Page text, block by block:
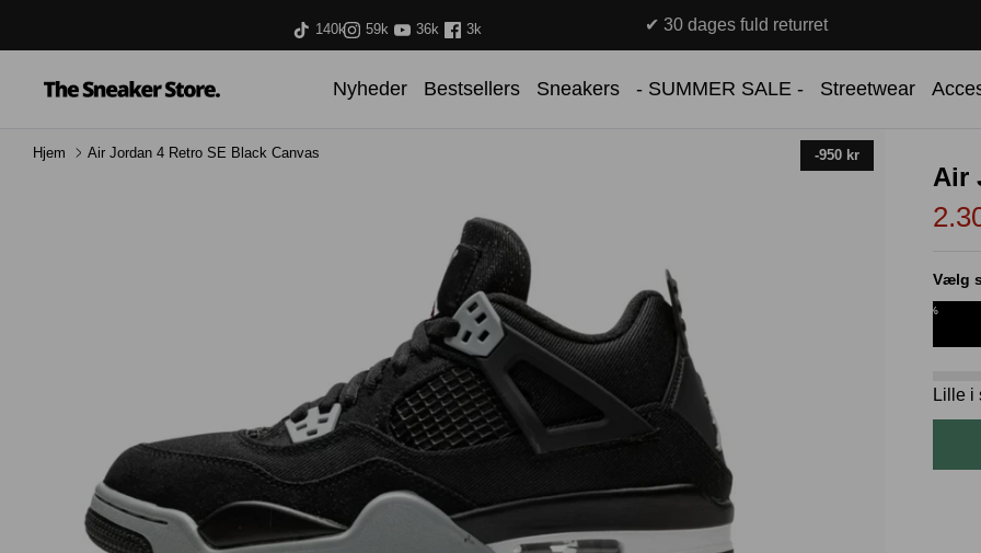
140k 59k 36k 3k ✔ Over 100.000 danske kunder
Nyheder Bestsellers Sneakers - SUMMER SALE - Streetwear
Hjem Air Jordan 4 Retro SE Black Canvas -950 kr
Air
Vælg
%
Lille i